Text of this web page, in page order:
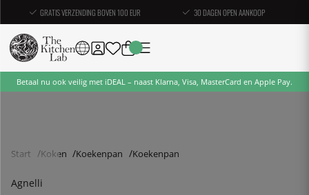
GRATIS VERZENDING BOVEN 100 EUR 30 DAGEN OPEN AANKOOP
Betaal nu ook veilig met iDEAL – naast Klarna, Visa, MasterCard en Apple Pay.
Start Koken Koekenpan Koekenpan
Agnelli